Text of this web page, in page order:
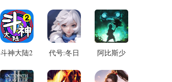
服 安卓版
v99.0.1
版 v1.0.3
安卓版
v1.0安卓
版
斗神大陆2
广告
代号:冬日
(TapTap
阿比斯少
国际服